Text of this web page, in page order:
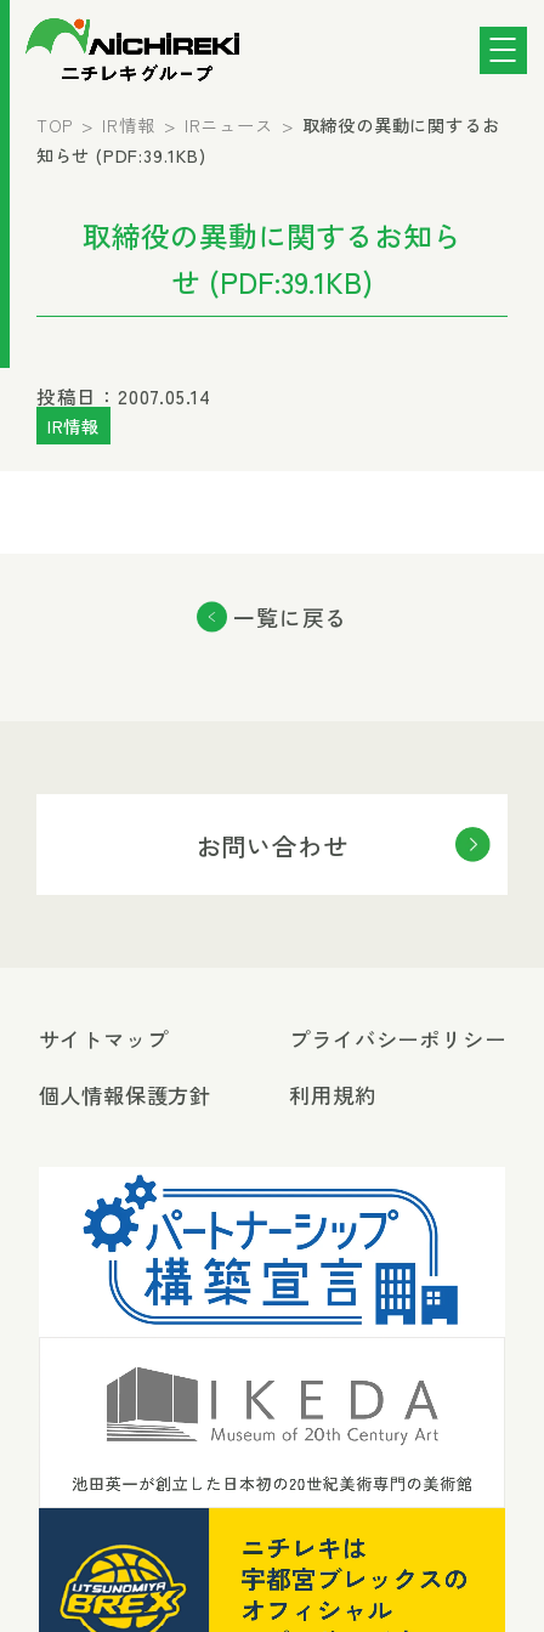
TOP IR情報 IRニュース
取締役の異動に関するお
知らせ (PDF:39.1KB)
取締役の異動に関するお知ら
せ (PDF:39.1KB)
投稿日：2007.05.14
IR情報
一覧に戻る
お問い合わせ
サイトマップ
個人情報保護方針
プライバシーポリシー
利用規約